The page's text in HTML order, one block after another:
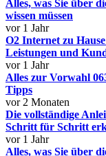
Alles, was Sie über
wissen müssen
vor 1 Jahr
O2 Internet zu
Leistungen und
vor 1 Jahr
Alles zur Vorwahl
Tipps
vor 2 Monaten
Die vollständige
Schritt für Schritt
vor 1 Jahr
Alles, was Sie über